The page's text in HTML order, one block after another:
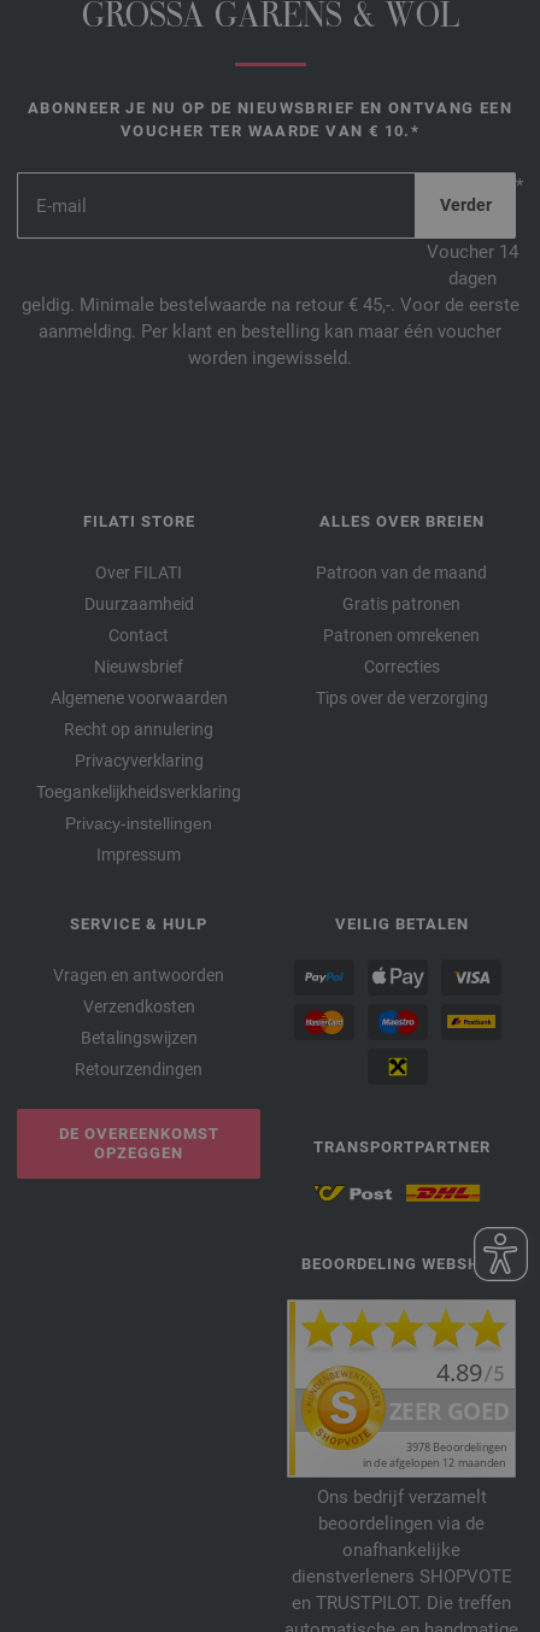
GROSSA GARENS & WOL
ABONNEER JE NU OP DE NIEUWSBRIEF EN ONTVANG EEN
VOUCHER TER WAARDE VAN € 10.*
*
Voucher 14
dagen
geldig. Minimale bestelwaarde na retour € 45,-. Voor de eerste
aanmelding. Per klant en bestelling kan maar één voucher
worden ingewisseld.
FILATI STORE
Over FILATI
Duurzaamheid
Contact
Nieuwsbrief
Algemene voorwaarden
Recht op annulering
Privacyverklaring
Toegankelijkheidsverklaring
Privacy-instellingen
Impressum
ALLES OVER BREIEN
Patroon van de maand
Gratis patronen
Patronen omrekenen
Correcties
Tips over de verzorging
SERVICE & HULP
Vragen en antwoorden
Verzendkosten
Betalingswijzen
Retourzendingen
DE OVEREENKOMST
OPZEGGEN
VEILIG BETALEN
TRANSPORTPARTNER
BEOORDELING WEBSHOP
Ons bedrijf verzamelt
beoordelingen via de
onafhankelijke
dienstverleners SHOPVOTE
en TRUSTPILOT. Die treffen